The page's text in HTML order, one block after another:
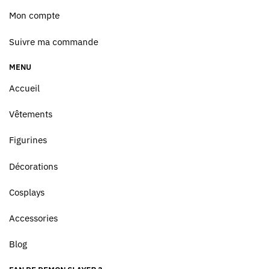
Mon compte
Suivre ma commande
MENU
Accueil
Vêtements
Figurines
Décorations
Cosplays
Accessories
Blog